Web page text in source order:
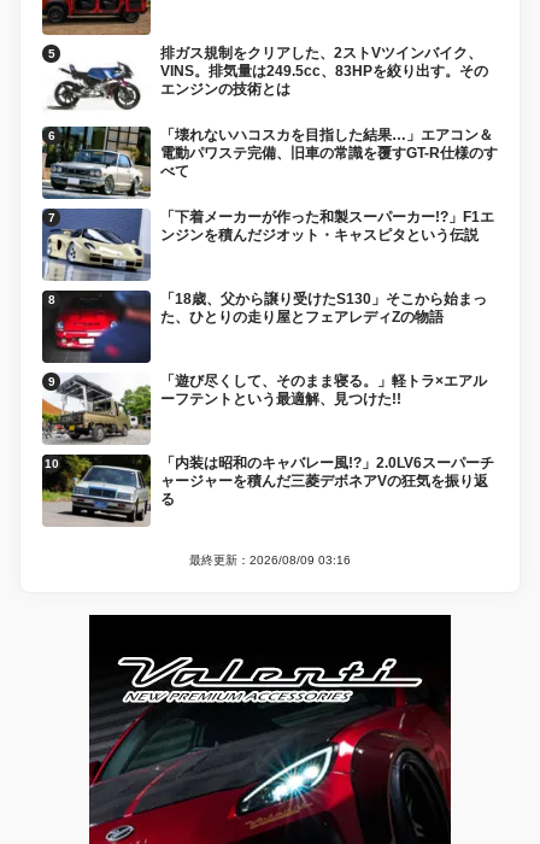
排ガス規制をクリアした、2ストVツインバイク、
VINS。排気量は249.5cc、83HPを絞り出す。その
エンジンの技術とは
「壊れないハコスカを目指した結果…」エアコン＆
電動パワステ完備、旧車の常識を覆すGT-R仕様のす
べて
「下着メーカーが作った和製スーパーカー!?」F1エ
ンジンを積んだジオット・キャスピタという伝説
「18歳、父から譲り受けたS130」そこから始まっ
た、ひとりの走り屋とフェアレディZの物語
「遊び尽くして、そのまま寝る。」軽トラ×エアル
ーフテントという最適解、見つけた!!
「内装は昭和のキャバレー風!?」2.0LV6スーパーチ
ャージャーを積んだ三菱デボネアVの狂気を振り返
る
最終更新：2026/08/09 03:16